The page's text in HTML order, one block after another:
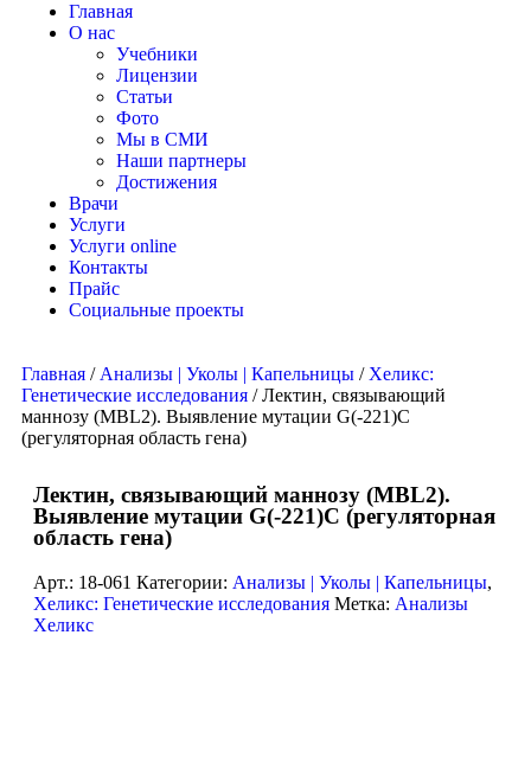
Главная
О нас
Учебники
Лицензии
Статьи
Фото
Мы в СМИ
Наши партнеры
Достижения
Врачи
Услуги
Услуги online
Контакты
Прайс
Социальные проекты
Главная / Анализы | Уколы | Капельницы / Хеликс:
Генетические исследования / Лектин, связывающий
маннозу (MBL2). Выявление мутации G(-221)C
(регуляторная область гена)
Лектин, связывающий маннозу (MBL2).
Выявление мутации G(-221)C (регуляторная
область гена)
Арт.: 18-061 Категории: Анализы | Уколы | Капельницы,
Хеликс: Генетические исследования Метка: Анализы
Хеликс